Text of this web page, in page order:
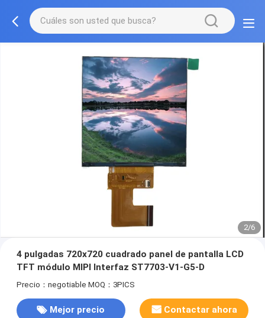
2/6
4 pulgadas 720x720 cuadrado panel de pantalla LCD
TFT módulo MIPI Interfaz ST7703-V1-G5-D
Precio：negotiable MOQ：3PICS
Mejor precio Contactar ahora